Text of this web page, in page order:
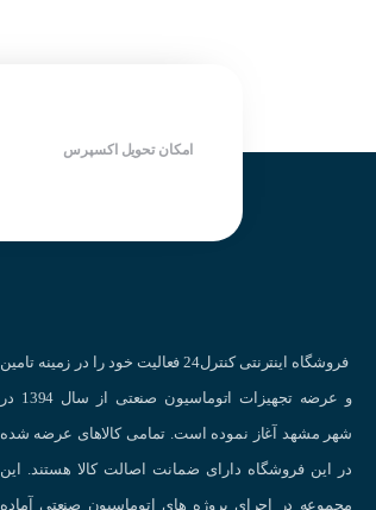
امکان تحویل اکسپرس
فروشگاه اینترنتی کنترل24 فعالیت خود را در زمینه تامین
و عرضه تجهیزات اتوماسیون صنعتی از سال 1394 در
شهر مشهد آغاز نموده است. تمامی کالاهای عرضه شده
در این فروشگاه دارای ضمانت اصالت کالا هستند. این
مجموعه در اجرای پروژه های اتوماسیون صنعتی آماده